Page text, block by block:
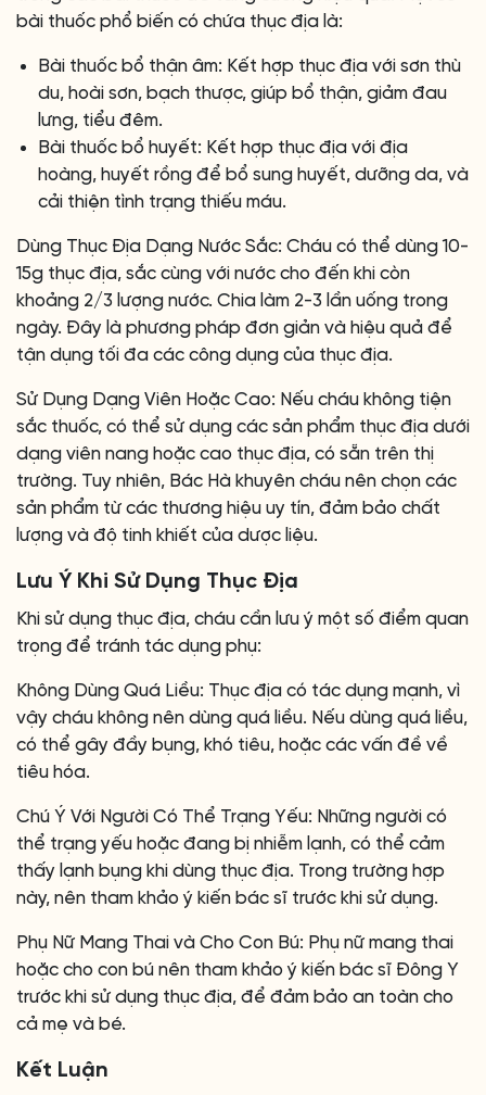
bài thuốc phổ biến có chứa thục địa là:
Bài thuốc bổ thận âm: Kết hợp thục địa với sơn thù
du, hoài sơn, bạch thược, giúp bổ thận, giảm đau
lưng, tiểu đêm.
Bài thuốc bổ huyết: Kết hợp thục địa với địa
hoàng, huyết rồng để bổ sung huyết, dưỡng da, và
cải thiện tình trạng thiếu máu.
Dùng Thục Địa Dạng Nước Sắc: Cháu có thể dùng 10-
15g thục địa, sắc cùng với nước cho đến khi còn
khoảng 2/3 lượng nước. Chia làm 2-3 lần uống trong
ngày. Đây là phương pháp đơn giản và hiệu quả để
tận dụng tối đa các công dụng của thục địa.
Sử Dụng Dạng Viên Hoặc Cao: Nếu cháu không tiện
sắc thuốc, có thể sử dụng các sản phẩm thục địa dưới
dạng viên nang hoặc cao thục địa, có sẵn trên thị
trường. Tuy nhiên, Bác Hà khuyên cháu nên chọn các
sản phẩm từ các thương hiệu uy tín, đảm bảo chất
lượng và độ tinh khiết của dược liệu.
Lưu Ý Khi Sử Dụng Thục Địa
Khi sử dụng thục địa, cháu cần lưu ý một số điểm quan
trọng để tránh tác dụng phụ:
Không Dùng Quá Liều: Thục địa có tác dụng mạnh, vì
vậy cháu không nên dùng quá liều. Nếu dùng quá liều,
có thể gây đầy bụng, khó tiêu, hoặc các vấn đề về
tiêu hóa.
Chú Ý Với Người Có Thể Trạng Yếu: Những người có
thể trạng yếu hoặc đang bị nhiễm lạnh, có thể cảm
thấy lạnh bụng khi dùng thục địa. Trong trường hợp
này, nên tham khảo ý kiến bác sĩ trước khi sử dụng.
Phụ Nữ Mang Thai và Cho Con Bú: Phụ nữ mang thai
hoặc cho con bú nên tham khảo ý kiến bác sĩ Đông Y
trước khi sử dụng thục địa, để đảm bảo an toàn cho
cả mẹ và bé.
Kết Luận